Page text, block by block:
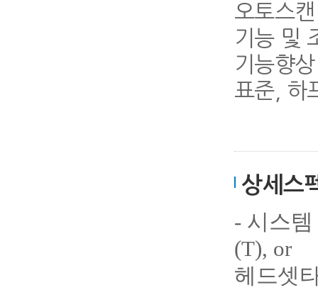
오토스
기능 및
기능향
표준, 하
상세스
- 시스
(T), or
헤드셋